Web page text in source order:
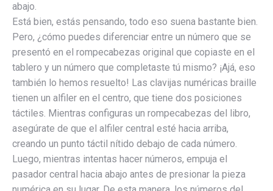
abajo.
Está bien, estás pensando, todo eso suena bastante bien.
Pero, ¿cómo puedes diferenciar entre un número que se
presentó en el rompecabezas original que copiaste en el
tablero y un número que completaste tú mismo? ¡Ajá, eso
también lo hemos resuelto! Las clavijas numéricas braille
tienen un alfiler en el centro, que tiene dos posiciones
táctiles. Mientras configuras un rompecabezas del libro,
asegúrate de que el alfiler central esté hacia arriba,
creando un punto táctil nítido debajo de cada número.
Luego, mientras intentas hacer números, empuja el
pasador central hacia abajo antes de presionar la pieza